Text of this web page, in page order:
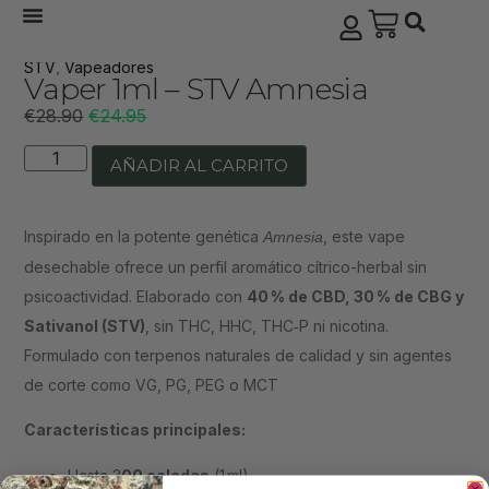
STV, Vapeadores
Vaper 1ml – STV Amnesia
€28.90 €24.95
AÑADIR AL CARRITO
Inspirado en la potente genéticaAmnesia
, este vape
desechable ofrece un perfil aromático cítrico-herbal sin
psicoactividad. Elaborado con 40 % de CBD, 30 % de CBG y
Sativanol (STV) , sin THC, HHC, THC‑P ni nicotina.
Formulado con terpenos naturales de calidad y sin agentes
de corte como VG, PG, PEG o MCT
Características principales:
Hasta 300 caladas(1 ml)